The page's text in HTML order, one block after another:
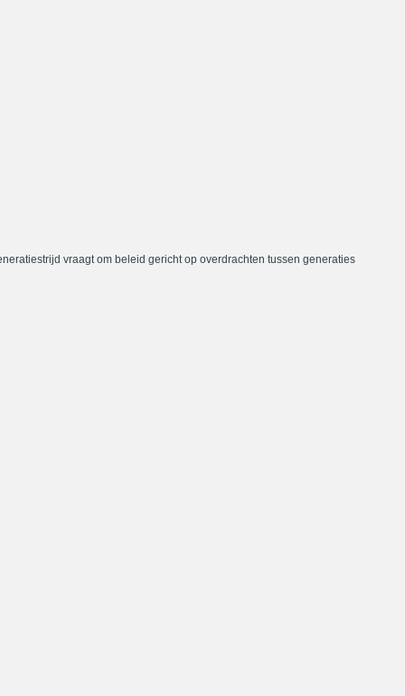
vraagt om beleid gericht op overdrachten tussen generaties